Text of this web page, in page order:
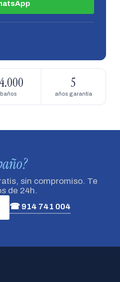
baños
5
años garantía
sin compromiso. Te
de 24h.
☎ 914 741 004